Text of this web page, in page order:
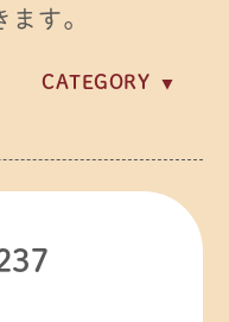
ます。
CATEGORY